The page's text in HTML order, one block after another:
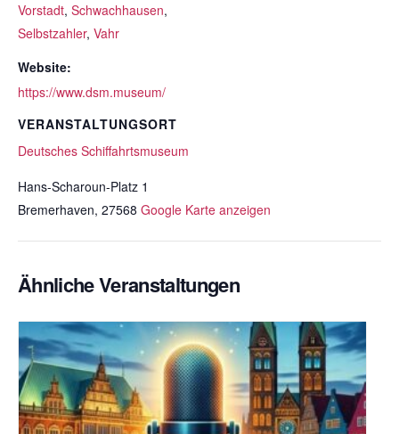
Vorstadt, Schwachhausen,
Selbstzahler, Vahr
Website:
https://www.dsm.museum/
VERANSTALTUNGSORT
Deutsches Schiffahrtsmuseum
Hans-Scharoun-Platz 1
Bremerhaven, 27568 Google Karte anzeigen
Ähnliche Veranstaltungen